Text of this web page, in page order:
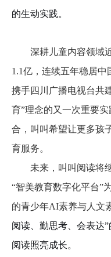
的生动实践。
深耕儿童内容领域
1.1亿，连续五年稳居
携手四川广播电视台共
育”理念的又一次重要
合，叫叫希望让更多孩
育服务。
未来，叫叫阅读将
“智美教育数字化平台”
的青少年AI素养与人文
阅读、勤思考、会表达
阅读照亮成长。